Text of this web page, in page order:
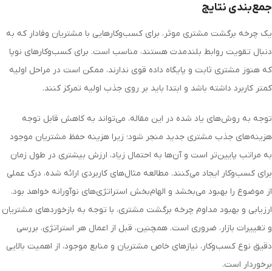
جمع‌بندی نتایج
یک چرخه برگشت مشتری موثر، برای کسب‌وکارهایی با مشتریان وفادار که به
دنبال تقویت روابط بلندمدت هستند، مناسب است. برای کسب‌وکارهای نوپا
که هنوز مشتری ثابت و پایگاه داده قوی ندارند، ممکن است در مراحل اولیه
کمتر کاربرد داشته باشد و ابتدا باید بر روی جذب اولیه تمرکز کنند.
توجه به روش‌های یاد شده در این مقاله، می‌تواند به کاهش قابل توجه
هزینه‌های جذب مشتری جدید منجر شود؛ زیرا هزینه حفظ مشتریان موجود
به مراتب پایین‌تر است و آن‌ها به احتمال زیاد، ارزش بیشتری در طول زمان
برای کسب‌وکار ایجاد می‌کنند. مطالعه مثال‌های کاربردی ارائه شده، درک عملی
از موضوع را بهبود می‌بخشد و الهام‌بخش استراتژی‌های نوآورانه خواهد بود.
ارزیابی و بهبود مداوم چرخه برگشت مشتری، با توجه به بازخوردهای مشتریان
و تغییرات بازار، ضروری است. همچنین، قبل از اعمال هر استراتژی، بررسی
دقیق نوع کسب‌وکار، نیازهای خاص مشتریان و منابع موجود، از اهمیت بالایی
برخوردار است.